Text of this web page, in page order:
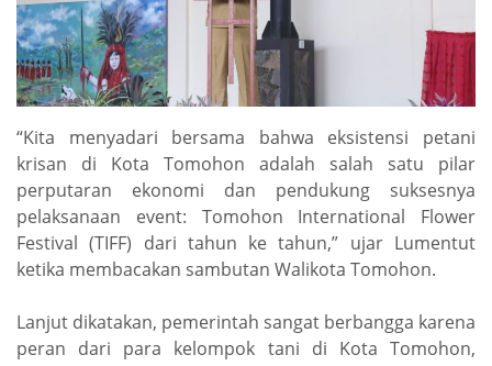
“Kita menyadari bersama bahwa eksistensi petani
krisan di Kota Tomohon adalah salah satu pilar
perputaran ekonomi dan pendukung suksesnya
pelaksanaan event: Tomohon International Flower
Festival (TIFF) dari tahun ke tahun,” ujar Lumentut
ketika membacakan sambutan Walikota Tomohon.
Lanjut dikatakan, pemerintah sangat berbangga karena
peran dari para kelompok tani di Kota Tomohon,